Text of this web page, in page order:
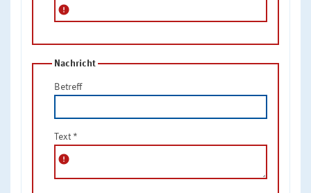
error
Nachricht
Betreff
Text *
error